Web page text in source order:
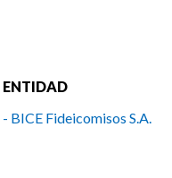
ENTIDAD
- BICE Fideicomisos S.A.